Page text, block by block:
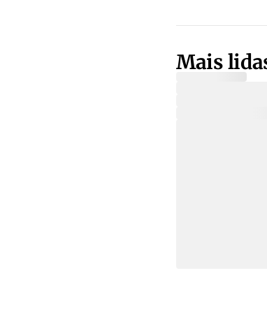
Mais